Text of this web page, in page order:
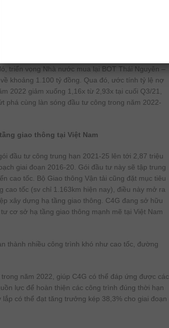
phá
trong năm 2022
tỷ đồng vốn chủ sở hữu từ đợt phát hành cho
triển vọng Nhà nước mua lại BOT Thái Nguyên –
khoảng 1.100 tỷ đồng. Qua đó, ước tính tỷ lệ nợ
2022 giảm xuống 1,16x từ 2,93x tại cuối Q3/21,
phá cùng làn sóng đầu tư công trong năm 2022-
giao thông tại Việt Nam
đầu tư công trung hạn 2021-25 lên tới 2,87 triệu
giai đoạn 2016-20. Gói đầu tư này sẽ tập trung
cao tốc. Bộ Giao thông Vận tải cũng đặt mục tiêu
cao tốc (sv chỉ 1.163km hiện nay), điều này mở ra
xây dựng hạ tầng giao thông. C4G đang sở hữu
cơ sở hạ tầng giao thông mạnh mẽ tại Việt Nam
thành nhiều công trình khó như cao tốc, đường
năm 2022, giúp C4G có thể đáp ứng được các
lực để hoàn thiện các công trình đúng thời hạn
có thể đạt tăng trưởng kép 38,3% cho giai đoạn